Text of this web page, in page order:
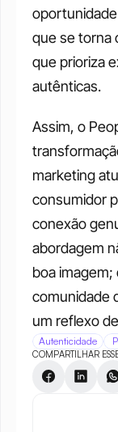
que se torna
que prioriza
autênticas.
Assim, o
marketing
consumidor
conexão
abordagem
boa imagem;
comunidade
um reflexo
Autenticidade
COMPARTILHAR